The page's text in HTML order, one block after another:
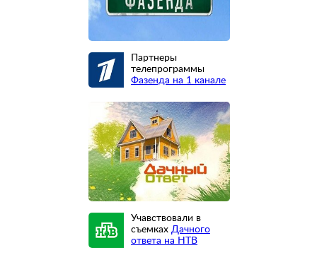
Партнеры
телепрограммы
Фазенда на 1 канале
Учавствовали в
съемках Дачного
ответа на НТВ